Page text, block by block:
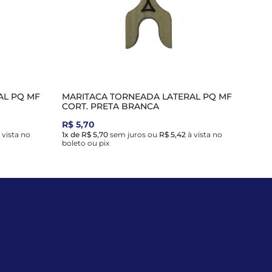
PQ MF
no
MARITACA TORNEADA LATERAL PQ MF
CORT. PRETA BRANCA
R$ 5,70
1x de R$ 5,70 sem juros ou R$ 5,42 à vista no
boleto ou pix